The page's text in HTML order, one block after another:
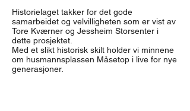
Historielaget takker for det gode
samarbeidet og velvilligheten som er vist av
Tore Kværner og Jessheim Storsenter i
dette prosjektet.
Med et slikt historisk skilt holder vi minnene
om husmannsplassen Måsetop i live for nye
generasjoner.